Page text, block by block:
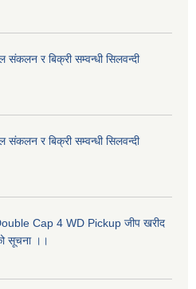
संकलन र बिक्री सम्वन्धी सिलवन्दी
संकलन र बिक्री सम्वन्धी सिलवन्दी
Cap 4 WD Pickup जीप खरीद
सूचना ।।